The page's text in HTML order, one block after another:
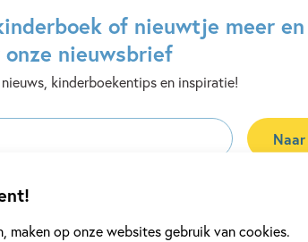
maken op onze websites gebruik van cookies.
of nieuwtje meer en
nieuwsbrief
kinderboekentips en inspiratie!